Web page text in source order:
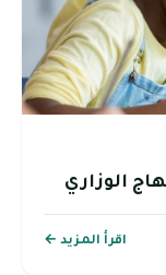
الوزاري
اقرأ المزيد ←